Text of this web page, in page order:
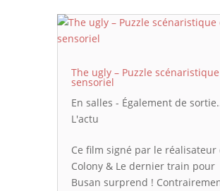
The ugly – Puzzle
sensoriel
En salles - Également de
L'actu
Ce film signé par le réalisateur
Colony & Le dernier train pour
Busan surprend !